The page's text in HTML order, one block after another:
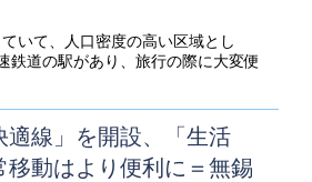
いて、人口密度の高い区域とし
鉄道の駅があり、旅行の際に大変便
適線」を開設、「生活
移動はより便利に＝無錫